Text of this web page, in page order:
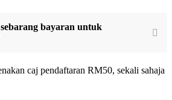
bayaran untuk
caj pendaftaran RM50, sekali sahaja